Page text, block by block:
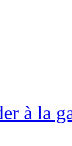
à la